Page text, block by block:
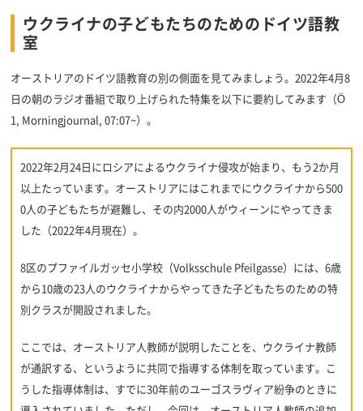
ウクライナの子どもたちのためのドイツ語教
室
オーストリアのドイツ語教育の別の側面を見てみましょう。2022年4月8
日の朝のラジオ番組で取り上げられた特集を以下に要約してみます（Ö
1, Morningjournal, 07:07~）。
2022年2月24日にロシアによるウクライナ侵攻が始まり、もう2か月
以上たっています。オーストリアにはこれまでにウクライナから500
0人の子どもたちが避難し、その内2000人がウィーンにやってきま
した（2022年4月現在）。
8区のプファイルガッセ小学校（Volksschule Pfeilgasse）には、6歳
から10歳の23人のウクライナからやってきた子どもたちのための特
別クラスが開設されました。
ここでは、オーストリア人教師が説明したことを、ウクライナ教師
が通訳する、というように共同で指導する体制を取っています。こ
うした指導体制は、すでに30年前のユーゴスラヴィア紛争のときに